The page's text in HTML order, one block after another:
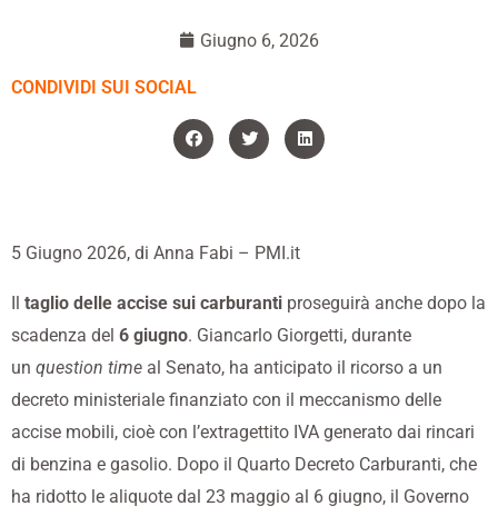
Giugno 6, 2026
CONDIVIDI SUI SOCIAL
5 Giugno 2026, di Anna Fabi – PMI.it
Il taglio delle accise sui carburanti proseguirà anche dopo la
scadenza del 6 giugno. Giancarlo Giorgetti, durante
un question time al Senato, ha anticipato il ricorso a un
decreto ministeriale finanziato con il meccanismo delle
accise mobili, cioè con l’extragettito IVA generato dai rincari
di benzina e gasolio. Dopo il Quarto Decreto Carburanti, che
ha ridotto le aliquote dal 23 maggio al 6 giugno, il Governo